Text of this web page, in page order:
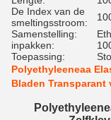
De Index van de
smeltingsstroom:
Samenstelling:
inpakken:
Toepassing:
Polyethyleeneaa
Bladen